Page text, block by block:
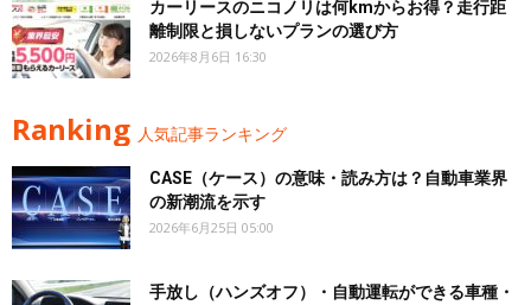
カーリースのニコノリは何kmからお得？走行距
離制限と損しないプランの選び方
2026年8月6日 16:30
Ranking 人気記事ランキング
CASE（ケース）の意味・読み方は？自動車業界
の新潮流を示す
2026年6月25日 05:00
手放し（ハンズオフ）・自動運転ができる車種・